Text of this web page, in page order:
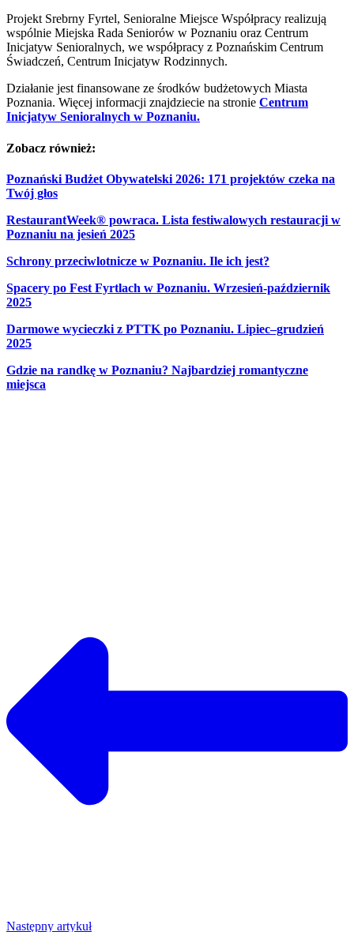
Projekt Srebrny Fyrtel, Senioralne Miejsce Współpracy realizują
wspólnie Miejska Rada Seniorów w Poznaniu oraz Centrum
Inicjatyw Senioralnych, we współpracy z Poznańskim Centrum
Świadczeń, Centrum Inicjatyw Rodzinnych.
Działanie jest finansowane ze środków budżetowych Miasta
Poznania. Więcej informacji znajdziecie na stronie Centrum
Inicjatyw Senioralnych w Poznaniu.
Zobacz również:
Poznański Budżet Obywatelski 2026: 171 projektów czeka na
Twój głos
RestaurantWeek® powraca. Lista festiwalowych restauracji w
Poznaniu na jesień 2025
Schrony przeciwlotnicze w Poznaniu. Ile ich jest?
Spacery po Fest Fyrtlach w Poznaniu. Wrzesień-październik
2025
Darmowe wycieczki z PTTK po Poznaniu. Lipiec–grudzień
2025
Gdzie na randkę w Poznaniu? Najbardziej romantyczne
miejsca
Następny artykuł